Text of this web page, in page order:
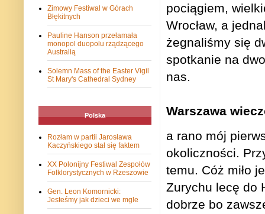
pociągiem,
Wrocław, a
żegnaliśmy się
spotkanie na
nas.
Warszawa
a rano mój
okoliczności.
temu. Cóż miło
Zurychu lecę do
dobrze bo
Zimowy Festiwal w Górach
Błękitnych
Pauline Hanson przełamała
monopol duopolu rządzącego
Australią
Solemn Mass of the Easter Vigil
St Mary's Cathedral Sydney
Polska
Rozłam w partii Jarosława
Kaczyńskiego stał się faktem
XX Polonijny Festiwal Zespołów
Folklorystycznych w Rzeszowie
Gen. Leon Komornicki:
Jesteśmy jak dzieci we mgle